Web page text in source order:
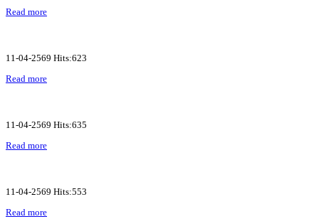
Read more
11-04-2569 Hits:623
Read more
11-04-2569 Hits:635
Read more
11-04-2569 Hits:553
Read more